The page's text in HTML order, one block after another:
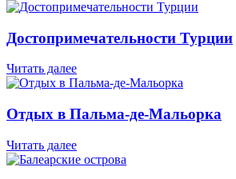
Достопримечательности Турции
Читать далее
Отдых в Пальма-де-Мальорка
Читать далее